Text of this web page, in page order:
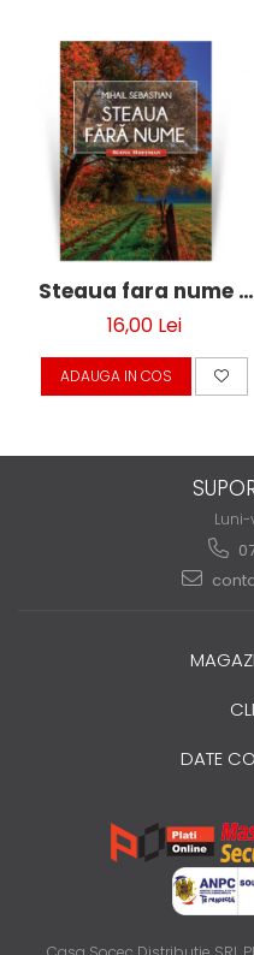
Steaua fara nume -
Mihail Sebastian
16,00 Lei
ADAUGA IN COS
Luni-
DATE